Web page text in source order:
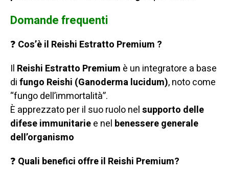
Domande frequenti
❓ Cos’è il Reishi Estratto Premium ?
Il Reishi Estratto Premium è un integratore a base
difungo Reishi (Ganoderma lucidum), noto come
“fungo dell’immortalità”.
È apprezzato per il suo ruolo nelsupporto delle
difese immunitariee nel benessere generale
dell’organismo
❓ Quali benefici offre il Reishi Premium?